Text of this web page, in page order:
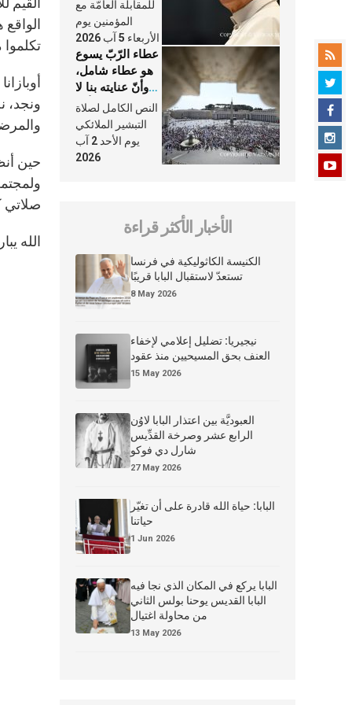
ونجد،
حين
صلاتي
الله
الكنيسة
للمقابلة العامّة مع
المؤمنين يوم
الأربعاء 5 آب 2026
عطاء الرّبّ يسوع
هو عطاء شامل،
وأنّ عنايته بنا لا
تغيب عنّا أبدًا
النص الكامل لصلاة
التبشير الملائكي
يوم الأحد 2 آب
2026
الأخبار الأكثر قراءة
الكنيسة الكاثوليكية في فرنسا
تستعدّ لاستقبال البابا قريبًا
8 May 2026
نيجيريا: تضليل إعلامي لإخفاء
العنف بحق المسيحيين منذ عقود
15 May 2026
العبوديَّة بين اعتذار البابا لاوُن
الرابع عشر وصرخة القدِّيس
شارل دي فوكو
27 May 2026
البابا: حياة الله قادرة على أن تغيّر
حياتنا
1 Jun 2026
البابا يركع في المكان الذي نجا فيه
البابا القديس يوحنا بولس الثاني
من محاولة اغتيال
13 May 2026